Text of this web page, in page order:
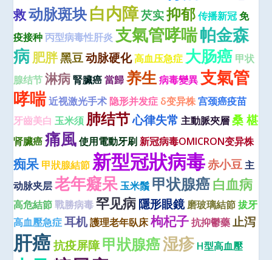
救动脉斑块白内障芡实抑郁 传播新冠 免
疫接种 丙型病毒性肝炎 支氣管哮喘帕金森
病肥胖黑豆动脉硬化高血压急症 大肠癌 甲状
腺结节 淋病 腎臟癌 當歸 养生 病毒變異 支氣管
哮喘近视激光手术 隐形并发症 δ变异株宫颈癌疫苗
牙齒美白 玉米须 肺结节心律失常 主動脈夾層 桑 椹
肾臟癌 痛風 使用電動牙刷 新冠病毒OMICRON变异株
痴呆 甲狀腺結節 新型冠狀病毒赤小豆 主
动脉夹层 老年癡呆玉米鬚 甲状腺癌白血病
高危結節 戰勝病毒 罕见病隱形眼鏡 磨玻璃結節 拔牙
高血壓急症 耳机護理老年臥床枸杞子 抗抑鬱藥 止泻
肝癌抗疫屏障甲狀腺癌湿疹 H型高血壓